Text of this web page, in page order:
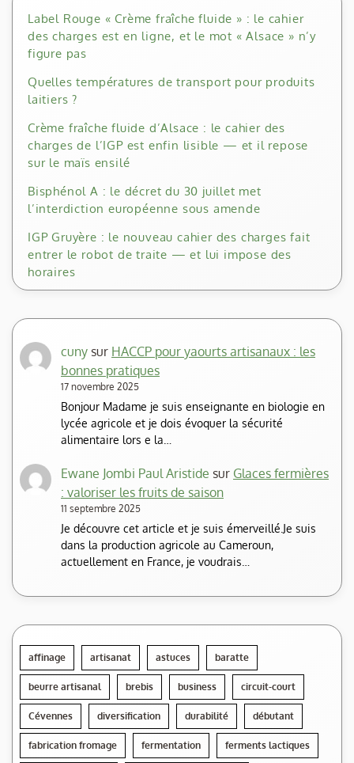
Label Rouge « Crème fraîche fluide » : le cahier
des charges est en ligne, et le mot « Alsace » n’y
figure pas
Quelles températures de transport pour produits
laitiers ?
Crème fraîche fluide d’Alsace : le cahier des
charges de l’IGP est enfin lisible — et il repose
sur le maïs ensilé
Bisphénol A : le décret du 30 juillet met
l’interdiction européenne sous amende
IGP Gruyère : le nouveau cahier des charges fait
entrer le robot de traite — et lui impose des
horaires
cuny sur HACCP pour yaourts artisanaux : les
bonnes pratiques
17 novembre 2025
Bonjour Madame je suis enseignante en biologie en
lycée agricole et je dois évoquer la sécurité
alimentaire lors e la…
Ewane Jombi Paul Aristide sur Glaces fermières
: valoriser les fruits de saison
11 septembre 2025
Je découvre cet article et je suis émerveillé.Je suis
dans la production agricole au Cameroun,
actuellement en France, je voudrais…
affinage artisanat astuces baratte
beurre artisanal brebis business circuit-court
Cévennes diversification durabilité débutant
fabrication fromage fermentation ferments lactiques